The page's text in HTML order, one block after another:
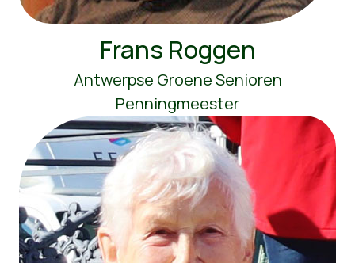
Frans Roggen
Antwerpse Groene Senioren
Penningmeester